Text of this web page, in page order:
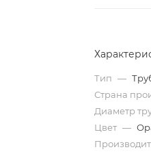
Тип —
Страна
Диаметр
Цвет —